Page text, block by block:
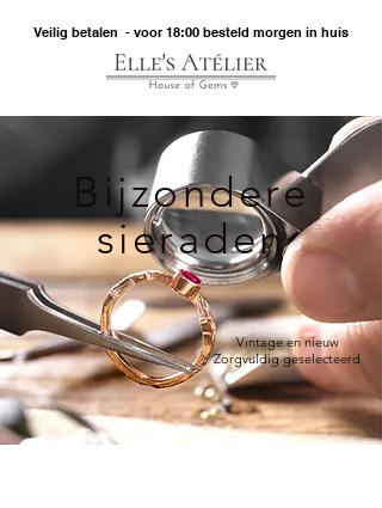
Bijzondere
sieraden
Vintage en nieuw
Zorgvuldig geselecteerd
Veilig betalen - voor 18:00 besteld morgen in huis